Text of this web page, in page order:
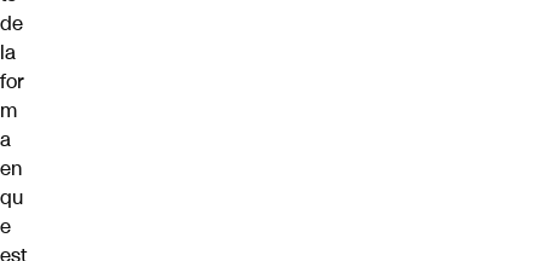
de
la
for
m
a
en
qu
e
est